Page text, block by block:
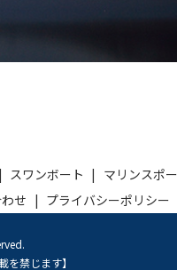
スワンボート マリンスポ
せ プライバシーポリシー
を禁じます】